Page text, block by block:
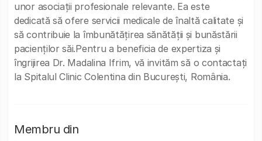
unor asociații profesionale relevante. Ea este
dedicată să ofere servicii medicale de înaltă calitate și
să contribuie la îmbunătățirea sănătății și bunăstării
pacienților săi.Pentru a beneficia de expertiza și
îngrijirea Dr. Madalina Ifrim, vă invităm să o contactați
la Spitalul Clinic Colentina din București, România.
Membru din